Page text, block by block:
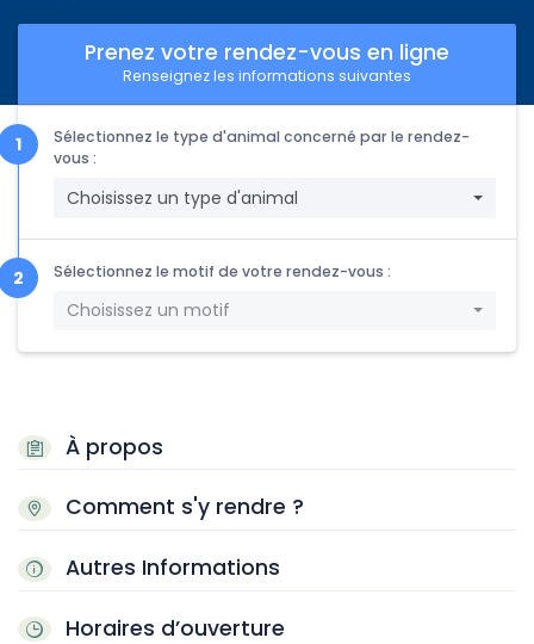
À propos
Comment s'y rendre ?
Autres Informations
Horaires d’ouverture
Prenez votre rendez-vous en ligne
Renseignez les informations suivantes
Sélectionnez le type d'animal concerné par le rendez-
vous :
Choisissez un type d'animal
Sélectionnez le motif de votre rendez-vous :
Choisissez un motif